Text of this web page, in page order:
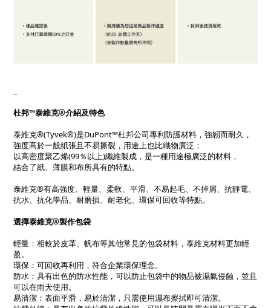
杜邦™泰維克®介紹及特色
泰維克®(Tyvek®)是DuPont™杜邦公司專利防護材料，強韌而耐久，
強度高於一般紙張且不易撕裂，用途上也比織物廣泛；
以高密度聚乙烯(99％以上)纖維製成，是一種用途極廣泛的材料，
結合了紙、薄膜和布所具有的特點。
泰維克®有高強度、輕量、柔軟、平滑、不易起毛、不掉屑、抗靜電、
抗水、抗化學品、耐磨損、耐老化、環保可回收等特點。
選擇泰維克®製作包袋
輕量：相較於皮革、帆布等其他常見的包袋材料，泰維克材料更加輕
盈。
環保：可回收再利用，符合企業環保理念。
防水：具有出色的防水性能，可以防止包袋中的物品被濕氣侵蝕，並且
可以在雨天使用。
易清潔：表面平滑，易於清潔，只需使用濕布擦拭即可清潔。